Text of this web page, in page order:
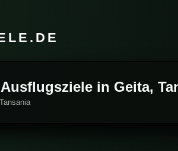
in Geita,